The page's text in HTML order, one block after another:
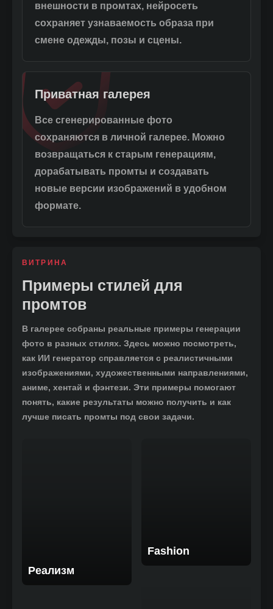
внешности в промтах, нейросеть
сохраняет узнаваемость образа при
смене одежды, позы и сцены.
Приватная галерея
Все сгенерированные фото
сохраняются в личной галерее. Можно
возвращаться к старым генерациям,
дорабатывать промты и создавать
новые версии изображений в удобном
формате.
ВИТРИНА
Примеры стилей для
промтов
В галерее собраны реальные примеры генерации
фото в разных стилях. Здесь можно посмотреть,
как ИИ генератор справляется с реалистичными
изображениями, художественными направлениями,
аниме, хентай и фэнтези. Эти примеры помогают
понять, какие результаты можно получить и как
лучше писать промты под свои задачи.
Реализм
Fashion